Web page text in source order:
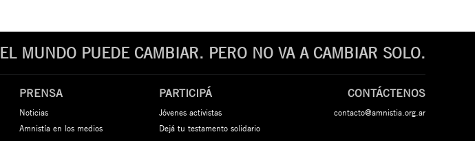
EL MUNDO PUEDE CAMBIAR. PERO NO VA A CAMBIAR SOLO.
PRENSA
Noticias
Amnistía en los medios
PARTICIPÁ
Jóvenes activistas
Dejá tu testamento solidario
CONTÁCTENOS
contacto@amnistia.org.ar